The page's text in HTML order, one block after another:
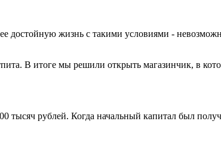
достойную жизнь с такими условиями -
В итоге мы решили открыть магазинчик, в
тысяч рублей. Когда начальный капитал был